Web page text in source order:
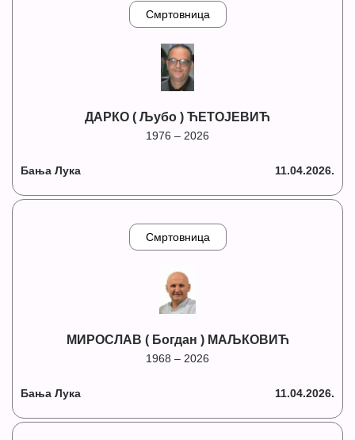
Смртовница
ДАРКО ( Љубо ) ЋЕТОЈЕВИЋ
1976 – 2026
Бања Лука 11.04.2026.
Смртовница
МИРОСЛАВ ( Богдан ) МАЉКОВИЋ
1968 – 2026
Бања Лука 11.04.2026.